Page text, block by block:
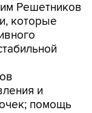
Решетников
которые
и
помощь